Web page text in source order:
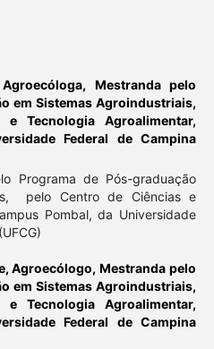
Agroecóloga, Mestranda pelo
em Sistemas Agroindustriais,
Tecnologia Agroalimentar,
Federal de Campina
Programa de Pós-graduação
pelo Centro de Ciências e
Pombal, da Universidade
Agroecólogo, Mestranda pelo
em Sistemas Agroindustriais,
Tecnologia Agroalimentar,
Federal de Campina